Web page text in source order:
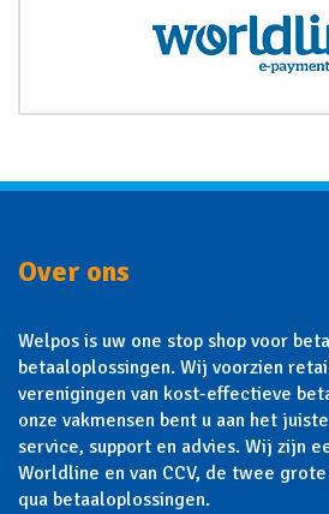
Over ons
Welpos is uw one stop shop voor
betaaloplossingen. Wij voorzien
verenigingen van kost-effectieve
onze vakmensen bent u aan het
service, support en advies. Wij zijn
Worldline en van CCV, de twee
qua betaaloplossingen.